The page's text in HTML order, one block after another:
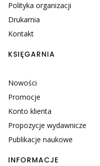
Polityka organizacji
Drukarnia
Kontakt
KSIĘGARNIA
Nowości
Promocje
Konto klienta
Propozycje wydawnicze
Publikacje naukowe
INFORMACJE